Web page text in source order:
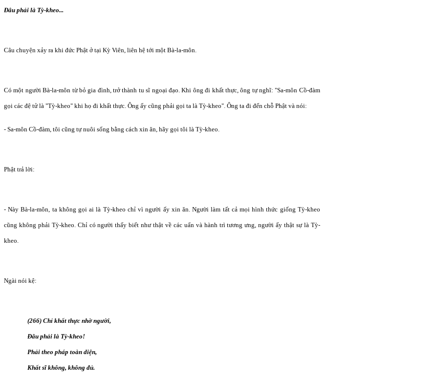
Ðâu phải là Tỳ-kheo...
Câu chuyện xảy ra khi đức Phật ở tại Kỳ Viên, liên hệ tới một Bà-la-môn.
Có một người Bà-la-môn từ bỏ gia đình, trở thành tu sĩ ngoại đạo. Khi ông đi khất thực, ông tự nghĩ: "Sa-môn Cồ-đàm
gọi các đệ tử là "Tỳ-kheo" khi họ đi khất thực. Ông ấy cũng phải gọi ta là Tỳ-kheo". Ông ta đi đến chỗ Phật và nói:
- Sa-môn Cồ-đàm, tôi cũng tự nuôi sống bằng cách xin ăn, hãy gọi tôi là Tỳ-kheo.
Phật trả lời:
- Này Bà-la-môn, ta không gọi ai là Tỳ-kheo chỉ vì người ấy xin ăn. Người làm tất cả mọi hình thức giống Tỳ-kheo
cũng không phải Tỳ-kheo. Chỉ có người thấy biết như thật về các uẩn và hành trì tương ưng, người ấy thật sự là Tỳ-
kheo.
Ngài nói kệ:
(266) Chỉ khất thực nhờ người,
Ðâu phải là Tỳ-kheo!
Phải theo pháp toàn diện,
Khất sĩ không, không đủ.